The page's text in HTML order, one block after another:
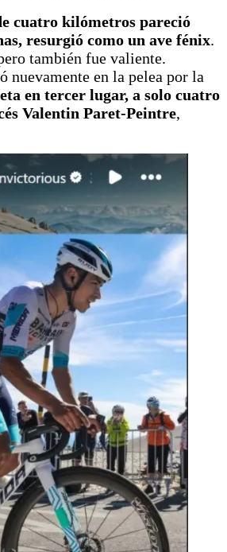
cuatro kilómetros pareció
resurgió como un ave fénix.
también fue valiente.
nuevamente en la pelea por la
en tercer lugar, a solo cuatro
Valentin Paret-Peintre,